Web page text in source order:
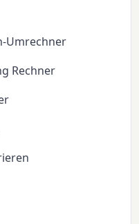
Umrechner
Rechner